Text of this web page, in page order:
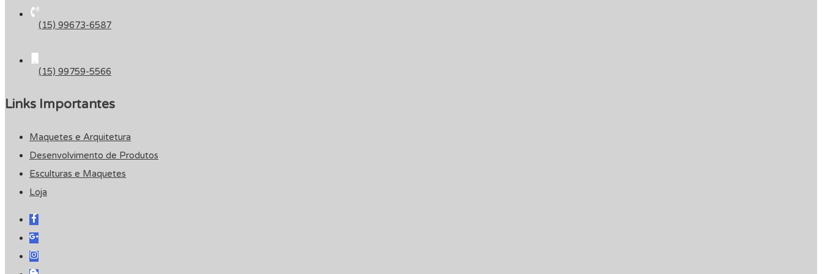
(15) 99673-6587
(15) 99759-5566
Links Importantes
Maquetes e Arquitetura
Desenvolvimento de Produtos
Esculturas e Maquetes
Loja